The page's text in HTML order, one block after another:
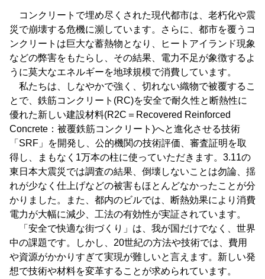
コンクリートで埋め尽くされた現代都市は、老朽化や震
災で崩壊する危機に瀕しています。さらに、都市を覆うコ
ンクリートは巨大な蓄熱物となり、ヒートアイランド現象
などの弊害をもたらし、その結果、電力不足が象徴するよ
うに莫大なエネルギーを地球規模で消費しています。
私たちは、しなやかで強く、切れない織物で被覆するこ
とで、鉄筋コンクリート(RC)を安全で耐久性と断熱性に
優れた新しい建設材料(R2C＝Recovered Reinforced
Concrete：被覆鉄筋コンクリート)へと進化させる技術
「SRF」を開発し、公的機関の技術評価、審査証明を取
得し、まもなく1万本の柱に使っていただきます。3.11の
東日本大震災では調査の結果、倒壊しないことは勿論、揺
れが少なく仕上げなどの被害もほとんどなかったことが分
かりました。また、都内のビルでは、断熱効果により消費
電力が大幅に減少、工法の有効性が実証されています。
「安全で快適な街づくり」は、我が国だけでなく、世界
中の課題です。しかし、20世紀の方法や技術では、費用
や資源がかかりすぎて実現が難しいと言えます。新しい発
想で技術や材料を変革することが求められています。